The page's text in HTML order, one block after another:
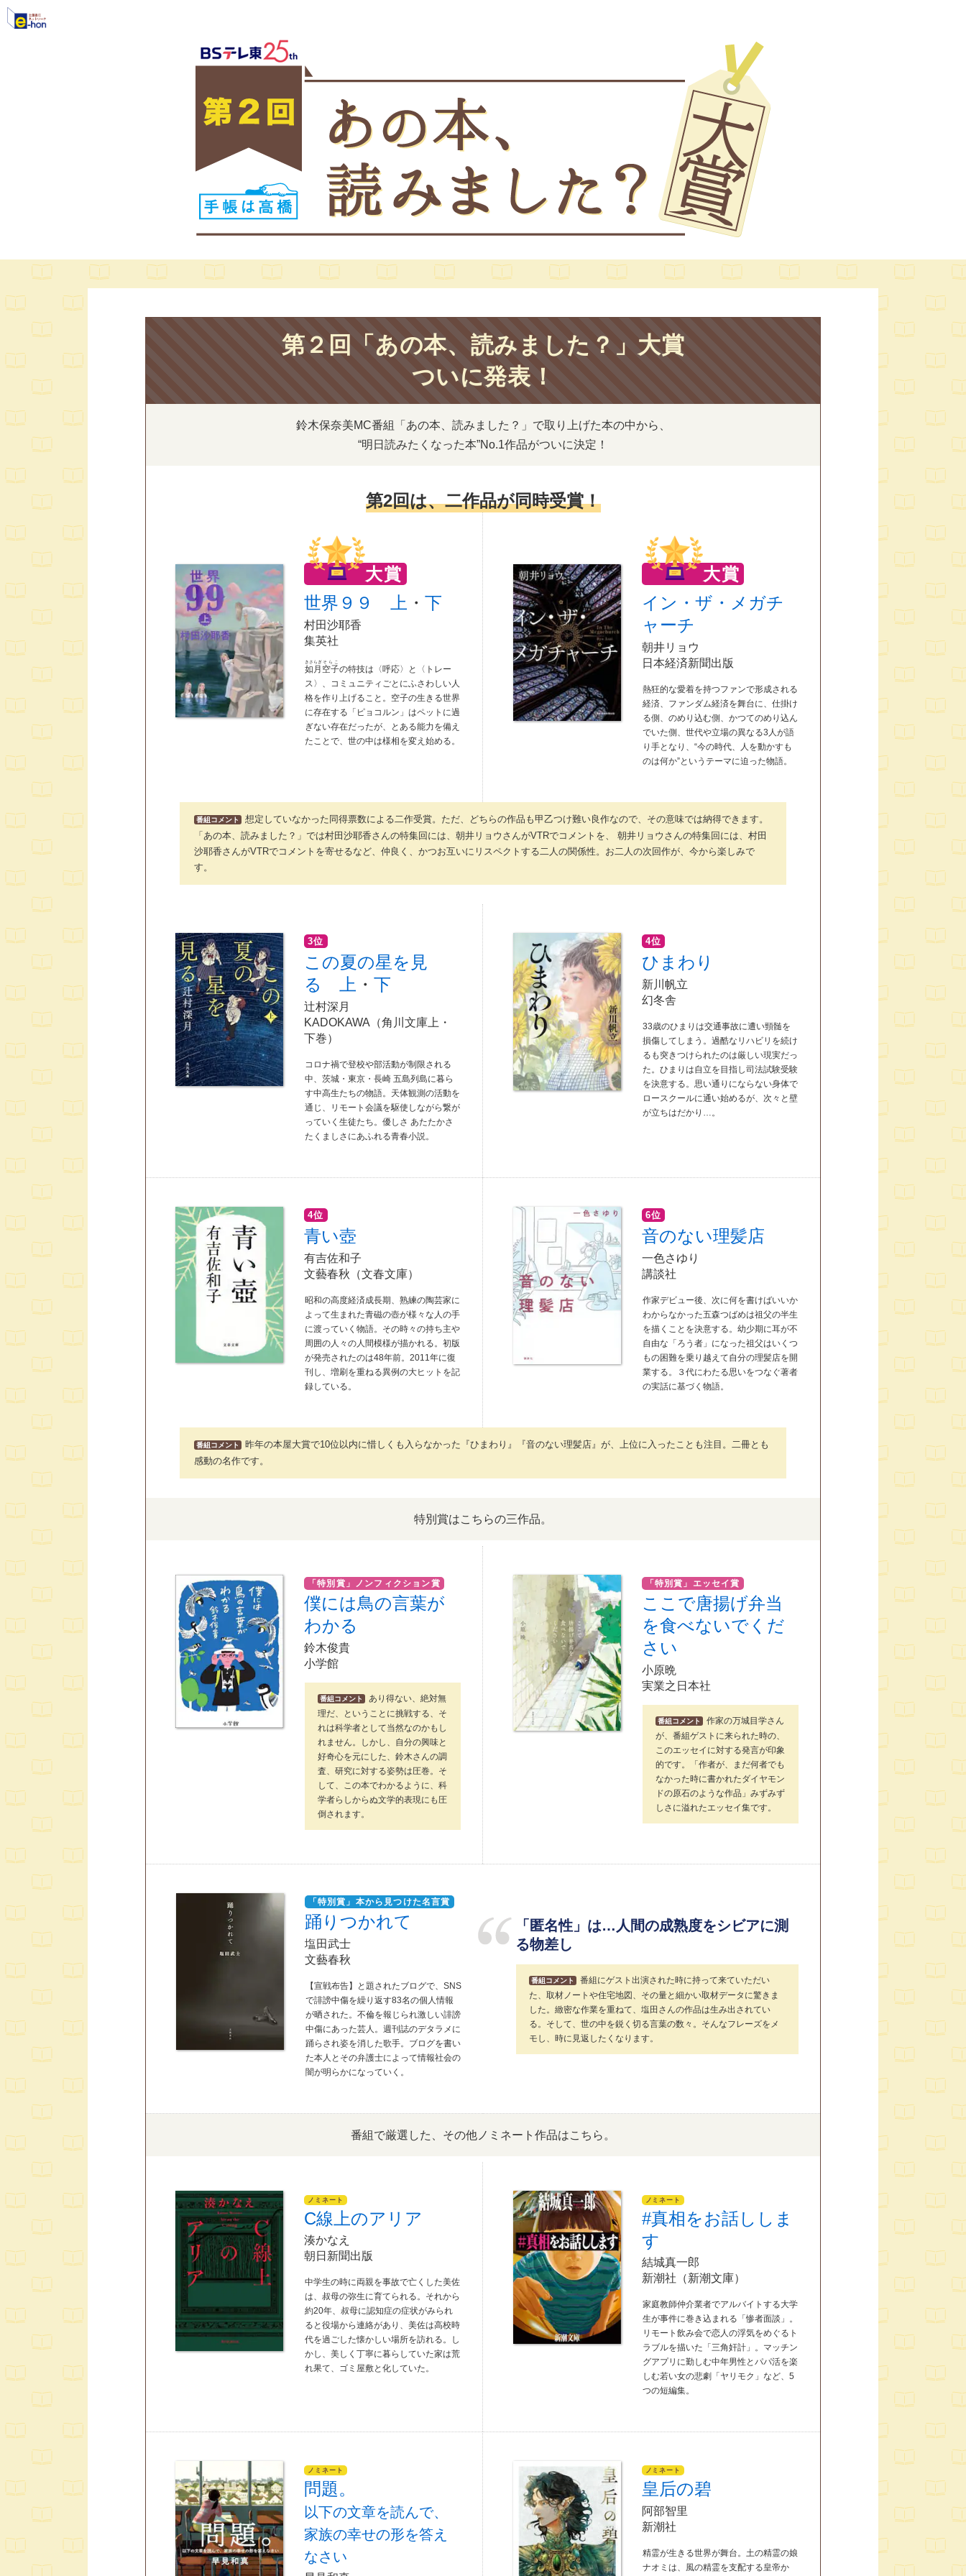
第２回
「あの本、読みました？」大賞
ついに発表！
鈴木保奈美MC番組 「あの本、読みました？」で取り上げた本の中から、
“明日読みたくなった本”No.1作品がついに決定！
第2回は、二作品が同時受賞！
大賞
世界９９ 上 ・下
村田沙耶香
集英社
如月
きさらぎ
空子
そらこ
の特技は〈呼応〉と〈トレー
ス〉、コミュニティごとにふさわしい人
格を作り上げること。空子の生きる世界
に存在する「ピョコルン」はペットに過
ぎない存在だったが、とある能力を備え
たことで、世の中は様相を変え始める。
大賞
イン・ザ・メガチ
ャーチ
朝井リョウ
日本経済新聞出版
熱狂的な愛着を持つファンで形成される
経済、ファンダム経済を舞台に、仕掛け
る側、のめり込む側、かつてのめり込ん
でいた側、世代や立場の異なる3人が語
り手となり、“今の時代、人を動かすも
のは何か”というテーマに迫った物語。
番組コメント
想定していなかった同得票数による二作受賞。ただ、どちらの作品も甲乙つけ難い良作なので、その意味では納得できます。
「あの本、読みました？」では村田沙耶香さんの特集回には、朝井リョウさんがVTRでコメントを、 朝井リョウさんの特集回には、村田
沙耶香さんがVTRでコメントを寄せるなど、仲良く、かつお互いにリスペクトする二人の関係性。お二人の次回作が、今から楽しみで
す。
3位
この夏の星を見
る 上 ・下
辻村深月
KADOKAWA（角川文庫上・
下巻）
コロナ禍で登校や部活動が制限される
中、茨城・東京・長崎 五島列島に暮ら
す中高生たちの物語。天体観測の活動を
通じ、リモート会議を駆使しながら繋が
っていく生徒たち。優しさ あたたかさ
たくましさにあふれる青春小説。
4位
ひまわり
新川帆立
幻冬舎
33歳のひまりは交通事故に遭い頸髄を
損傷してしまう。過酷なリハビリを続け
るも突きつけられたのは厳しい現実だっ
た。ひまりは自立を目指し司法試験受験
を決意する。思い通りにならない身体で
ロースクールに通い始めるが、次々と壁
が立ちはだかり…。
4位
青い壺
有吉佐和子
文藝春秋（文春文庫）
昭和の高度経済成長期、熟練の陶芸家に
よって生まれた青磁の壺が様々な人の手
に渡っていく物語。その時々の持ち主や
周囲の人々の人間模様が描かれる。初版
が発売されたのは48年前。2011年に復
刊し、増刷を重ねる異例の大ヒットを記
録している。
6位
音のない理髪店
一色さゆり
講談社
作家デビュー後、次に何を書けばいいか
わからなかった五森つばめは祖父の半生
を描くことを決意する。幼少期に耳が不
自由な「ろう者」になった祖父はいくつ
もの困難を乗り越えて自分の理髪店を開
業する。３代にわたる思いをつなぐ著者
の実話に基づく物語。
番組コメント
昨年の本屋大賞で10位以内に惜しくも入らなかった『ひまわり』『音のない理髪店』が、上位に入ったことも注目。二冊とも
感動の名作です。
特別賞はこちらの三作品。
「特別賞」ノンフィクション賞
僕には鳥の言葉が
わかる
鈴木俊貴
小学館
番組コメント
あり得ない、絶対無
理だ、ということに挑戦する、そ
れは科学者として当然なのかもし
れません。しかし、自分の興味と
好奇心を元にした、鈴木さんの調
査、研究に対する姿勢は圧巻。そ
して、この本でわかるように、科
学者らしからぬ文学的表現にも圧
倒されます。
「特別賞」エッセイ賞
ここで唐揚げ弁当
を食べないでくだ
さい
小原晩
実業之日本社
番組コメント
作家の万城目学さん
が、番組ゲストに来られた時の、
このエッセイに対する発言が印象
的です。「作者が、まだ何者でも
なかった時に書かれたダイヤモン
ドの原石のような作品」みずみず
しさに溢れたエッセイ集です。
「特別賞」本から見つけた名言賞
踊りつかれて
塩田武士
文藝春秋
【宣戦布告】と題されたブログで、SNS
で誹謗中傷を繰り返す83名の個人情報
が晒された。不倫を報じられ激しい誹謗
中傷にあった芸人。週刊誌のデタラメに
踊らされ姿を消した歌手。ブログを書い
た本人とその弁護士によって情報社会の
闇が明らかになっていく。
「匿名性」は…人間の成熟度をシビアに測
る物差し
番組コメント
番組にゲスト出演された時に持って来ていただい
た、取材ノートや住宅地図、その量と細かい取材データに驚きま
した。緻密な作業を重ねて、塩田さんの作品は生み出されてい
る。そして、世の中を鋭く切る言葉の数々。そんなフレーズをメ
モし、時に見返したくなります。
番組で厳選した、 その他ノミネート作品はこちら。
ノミネート
C線上のアリア
湊かなえ
朝日新聞出版
中学生の時に両親を事故で亡くした美佐
は、叔母の弥生に育てられる。それから
約20年、叔母に認知症の症状がみられ
ると役場から連絡があり、美佐は高校時
代を過ごした懐かしい場所を訪れる。し
かし、美しく丁寧に暮らしていた家は荒
れ果て、ゴミ屋敷と化していた。
ノミネート
#真相をお話ししま
す
結城真一郎
新潮社（新潮文庫）
家庭教師仲介業者でアルバイトする大学
生が事件に巻き込まれる「惨者面談」。
リモート飲み会で恋人の浮気をめぐるト
ラブルを描いた「三角奸計」。マッチン
グアプリに勤しむ中年男性とパパ活を楽
しむ若い女の悲劇「ヤリモク」など、5
つの短編集。
ノミネート
問題。
以下の文章を読んで、
家族の幸せの形を答え
なさい
ノミネート
皇后の碧
阿部智里
新潮社
精霊が生きる世界が舞台。土の精霊の娘
ナオミは、風の精霊を支配する皇帝か